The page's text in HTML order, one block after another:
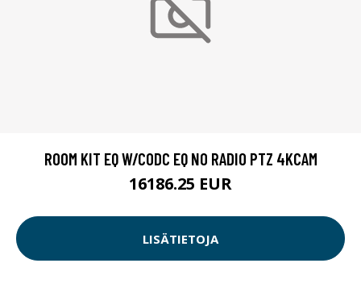
ROOM KIT EQ W/CODC EQ NO RADIO PTZ 4KCAM
16186.25 EUR
LISÄTIETOJA